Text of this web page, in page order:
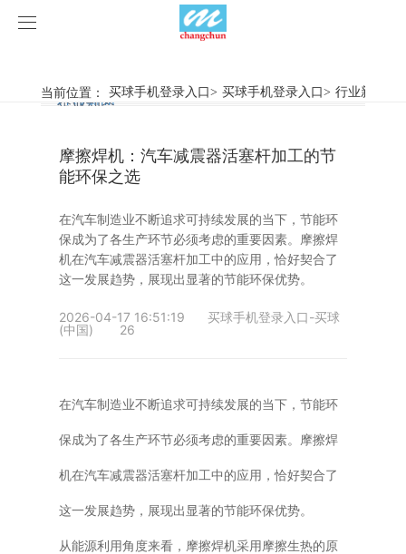
买球手机登录入口
旋弧焊机
惯性摩擦焊机
普通铣床
加工中心
产品视频
行业新闻
案例展示
当前位置： 买球手机登录入口> 买球手机登录入口> 行业新闻
行业新闻
企业动态
摩擦焊机：汽车减震器活塞杆加工的节
能环保之选
在汽车制造业不断追求可持续发展的当下，节能环
保成为了各生产环节必须考虑的重要因素。摩擦焊
机在汽车减震器活塞杆加工中的应用，恰好契合了
这一发展趋势，展现出显著的节能环保优势。
2026-04-17 16:51:19
买球手机登录入口-买球
(中国)
26
在汽车制造业不断追求可持续发展的当下，节能环
保成为了各生产环节必须考虑的重要因素。摩擦焊
机在汽车减震器活塞杆加工中的应用，恰好契合了
这一发展趋势，展现出显著的节能环保优势。
从能源利用角度来看，摩擦焊机采用摩擦生热的原